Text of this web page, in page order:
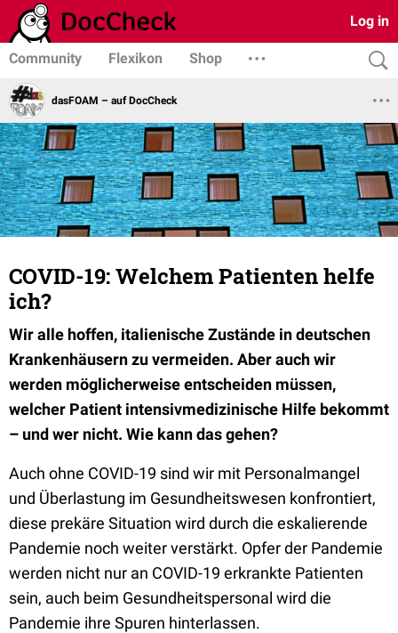
Log in
Community Flexikon Shop
dasFOAM – auf DocCheck
COVID-19: Welchem Patienten helfe
ich?
Wir alle hoffen, italienische Zustände in deutschen
Krankenhäusern zu vermeiden. Aber auch wir
werden möglicherweise entscheiden müssen,
welcher Patient intensivmedizinische Hilfe bekommt
– und wer nicht. Wie kann das gehen?
Auch ohne COVID-19 sind wir mit Personalmangel
und Überlastung im Gesundheitswesen konfrontiert,
diese prekäre Situation wird durch die eskalierende
Pandemie noch weiter verstärkt. Opfer der Pandemie
werden nicht nur an COVID-19 erkrankte Patienten
sein, auch beim Gesundheitspersonal wird die
Pandemie ihre Spuren hinterlassen.